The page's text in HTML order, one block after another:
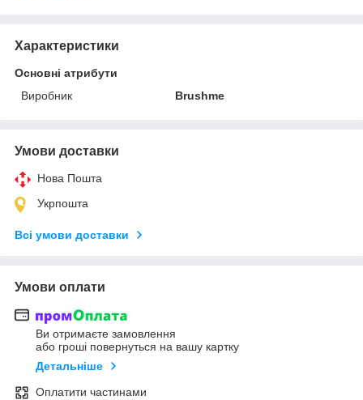
Характеристики
Основні атрибути
Виробник
Brushme
Умови доставки
Нова Пошта
Укрпошта
Всі умови доставки
Умови оплати
Ви отримаєте замовлення
або гроші повернуться на вашу картку
Детальніше
Оплатити частинами